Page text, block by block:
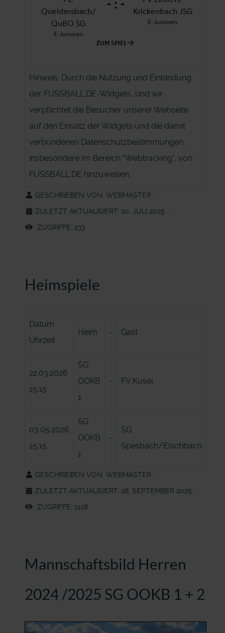
Hinweis: Durch die Nutzung und Einbindung
der FUSSBALL.DE-Widgets, sind wir
verpflichtet die Besucher unserer Webseite
auf den Einsatz der Widgets und die damit
verbundenen Datenschutzbestimmungen,
insbesondere im Bereich "Webtracking", von
FUSSBALL.DE hinzuweisen.
GESCHRIEBEN VON: WEBMASTER
ZULETZT AKTUALISIERT: 20. JULI 2025
ZUGRIFFE: 233
Heimspiele
Datum
Uhrzeit
Heim - Gast
22.03.2026
15:15
SG
OOKB
1
- FV Kusel
03.05.2026
15:15
SG
OOKB
1
-
SG
Spesbach/Elschbach
GESCHRIEBEN VON: WEBMASTER
ZULETZT AKTUALISIERT: 28. SEPTEMBER 2025
ZUGRIFFE: 1128
Mannschaftsbild Herren
2024 /2025 SG OOKB 1 + 2